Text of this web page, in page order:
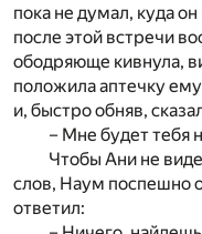
пока не думал, куда
после этой встречи
ободряюще кивнула,
положила аптечку
и, быстро обняв,
– Мне будет тебя
Чтобы Ани не
слов, Наум поспешно
ответил: